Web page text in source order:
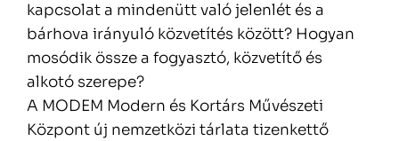
kapcsolat a mindenütt való jelenlét és a
bárhova irányuló közvetítés között? Hogyan
mosódik össze a fogyasztó, közvetítő és
alkotó szerepe?
A MODEM Modern és Kortárs Művészeti
Központ új nemzetközi tárlata tizenkettő